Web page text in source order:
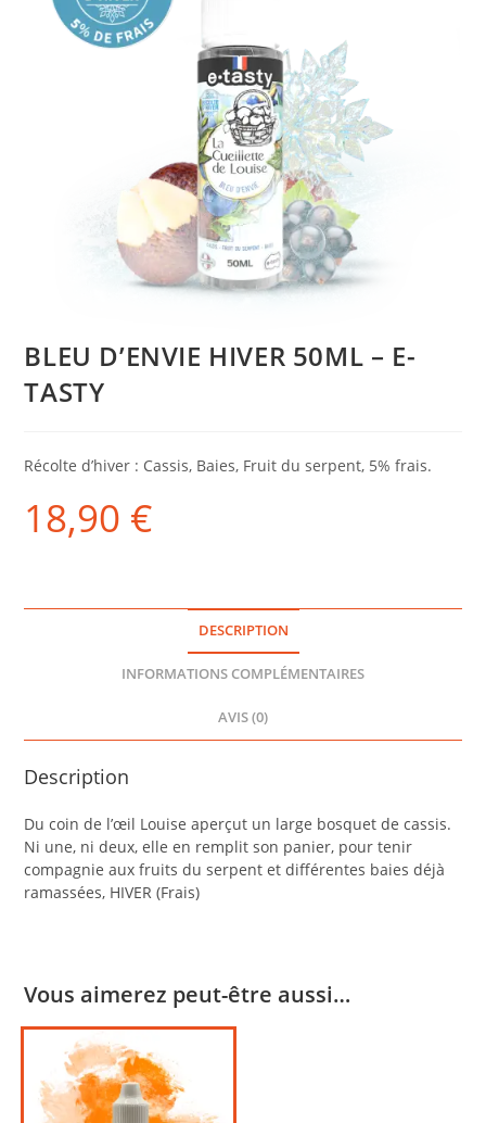
BLEU D’ENVIE HIVER 50ML – E-
TASTY
Récolte d’hiver : Cassis, Baies, Fruit du serpent, 5% frais.
18,90 €
DESCRIPTION
INFORMATIONS COMPLÉMENTAIRES
AVIS (0)
Description
Du coin de l’œil Louise aperçut un large bosquet de cassis.
Ni une, ni deux, elle en remplit son panier, pour tenir
compagnie aux fruits du serpent et différentes baies déjà
ramassées, HIVER (Frais)
Vous aimerez peut-être aussi…